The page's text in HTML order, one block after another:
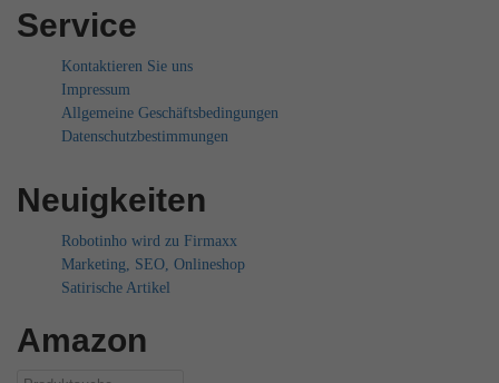
Service
Kontaktieren Sie uns
Impressum
Allgemeine Geschäftsbedingungen
Datenschutzbestimmungen
Neuigkeiten
Robotinho wird zu Firmaxx
Marketing, SEO, Onlineshop
Satirische Artikel
Amazon